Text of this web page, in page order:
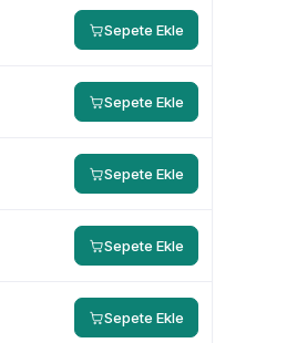
Sepete Ekle
Sepete Ekle
Sepete Ekle
Sepete Ekle
Sepete Ekle